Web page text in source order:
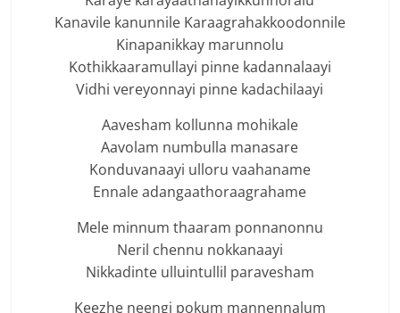
Kanavile kanunnile Karaagrahakkoodonnile
Kinapanikkay marunnolu
Kothikkaaramullayi pinne kadannalaayi
Vidhi vereyonnayi pinne kadachilaayi
Aavesham kollunna mohikale
Aavolam numbulla manasare
Konduvanaayi ulloru vaahaname
Ennale adangaathoraagrahame
Mele minnum thaaram ponnanonnu
Neril chennu nokkanaayi
Nikkadinte ulluintullil paravesham
Keezhe neengi pokum mannennalum